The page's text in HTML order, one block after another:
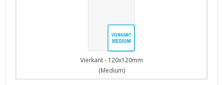
Vierkant - 120x120mm
(Medium)